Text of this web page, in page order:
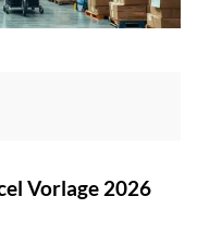
Vorlage 2026